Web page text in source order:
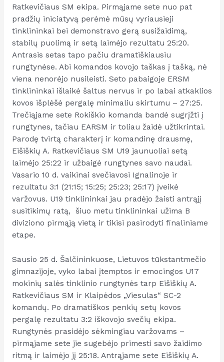
Ratkevičiaus SM ekipa. Pirmąjame sete nuo pat
pradžių iniciatyvą perėmė mūsų vyriausieji
tinklininkai bei demonstravo gerą susižaidimą,
stabilų puolimą ir setą laimėjo rezultatu 25:20.
Antrasis setas tapo pačiu dramatiškiausiu
rungtynėse. Abi komandos kovojo taškas į tašką, nė
viena nenorėjo nusileisti. Seto pabaigoje ERSM
tinklininkai išlaikė šaltus nervus ir po labai atkaklios
kovos išplėšė pergalę minimaliu skirtumu – 27:25.
Trečiąjame sete Rokiškio komanda bandė sugrįžti į
rungtynes, tačiau EARSM ir toliau žaidė užtikrintai.
Parodę tvirtą charakterį ir komandinę drausmę,
Eišiškių A. Ratkevičiaus SM U19 jaunuoliai setą
laimėjo 25:22 ir užbaigė rungtynes savo naudai.
Vasario 10 d. vaikinai svečiavosi Ignalinoje ir
rezultatu 3:1 (21:15; 15:25; 25:23; 25:17) įveikė
varžovus. U19 tinklininkai jau pradėjo žaisti antrąjį
susitikimų ratą, šiuo metu tinklininkai užima B
diviziono pirmąją vietą ir tikisi pasirodyti finaliniame
etape.
Sausio 25 d. Šalčininkuose, Lietuvos tūkstantmečio
gimnazijoje, vyko labai įtemptos ir emocingos U17
mokinių salės tinklinio rungtynės tarp Eišiškių A.
Ratkevičiaus SM ir Klaipėdos „Viesulas“ SC-2
komandų. Po dramatiškos penkių setų kovos
pergalę rezultatu 3:2 iškovojo svečių ekipa.
Rungtynės prasidėjo sėkmingiau varžovams –
pirmąjame sete jie sugebėjo primesti savo žaidimo
ritmą ir laimėjo jį 25:18. Antrąjame sete Eišiškių A.